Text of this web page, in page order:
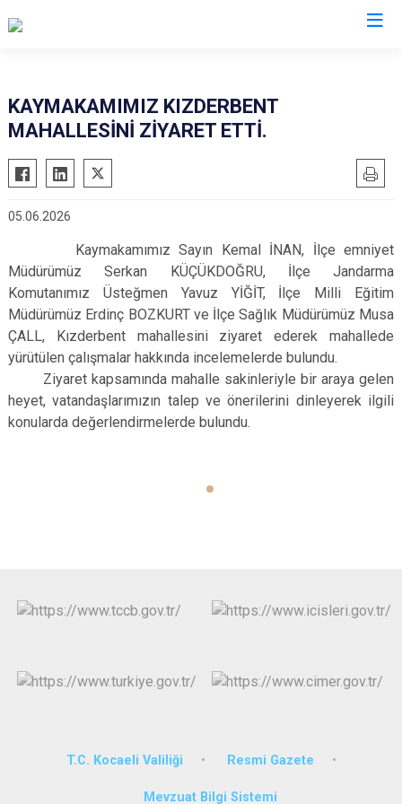
Gebze
Gölcük
Karamürsel
Derince
Başiskele
İzmit
Kartepe
KAYMAKAMIMIZ KIZDERBENT
MAHALLESİNİ ZİYARET ETTİ.
05.06.2026
Kaymakamımız Sayın Kemal İNAN, İlçe emniyet
Müdürümüz Serkan KÜÇÜKDOĞRU, İlçe Jandarma
Komutanımız Üsteğmen Yavuz YİĞİT, İlçe Milli Eğitim
Müdürümüz Erdinç BOZKURT ve İlçe Sağlık Müdürümüz Musa
ÇALL, Kızderbent mahallesini ziyaret ederek mahallede
yürütülen çalışmalar hakkında incelemelerde bulundu.
Ziyaret kapsamında mahalle sakinleriyle bir araya gelen
heyet, vatandaşlarımızın talep ve önerilerini dinleyerek ilgili
konularda değerlendirmelerde bulundu.
T.C. Kocaeli Valiliği Resmi Gazete
Mevzuat Bilgi Sistemi